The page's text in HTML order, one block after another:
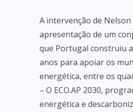
A intervenção de
apresentação de um
que Portugal construiu
anos para apoiar os
energética, entre os
– O ECO.AP 2030,
energética e